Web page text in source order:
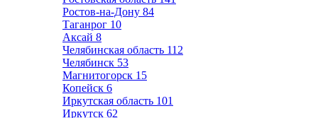
Ростов-на-Дону 84
Таганрог 10
Аксай 8
Челябинская область 112
Челябинск 53
Магнитогорск 15
Копейск 6
Иркутская область 101
Иркутск 62